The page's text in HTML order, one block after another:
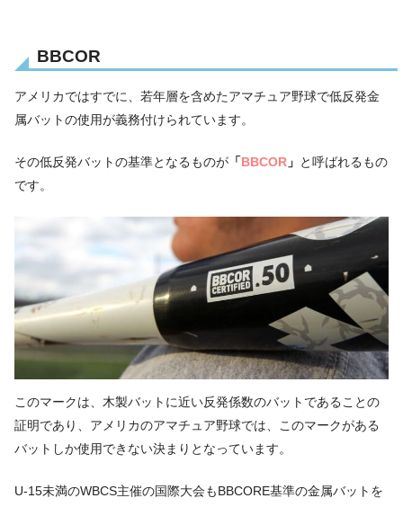
BBCOR
アメリカではすでに、若年層を含めたアマチュア野球で低反発金
属バットの使用が義務付けられています。
その低反発バットの基準となるものが 「 BBCOR 」 と呼ばれるもの
です。
このマークは、木製バットに近い反発係数のバットであることの
証明であり、アメリカのアマチュア野球では、このマークがある
バットしか使用できない決まりとなっています。
U-15未満のWBCS主催の国際大会もBBCORE基準の金属バットを